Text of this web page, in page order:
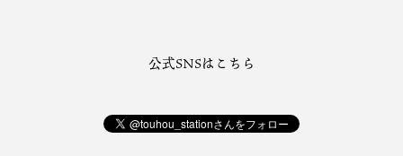
公式SNSはこちら